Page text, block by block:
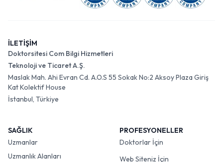
İLETİŞİM
Doktorsitesi Com Bilgi Hizmetleri
Teknoloji ve Ticaret A.Ş.
Maslak Mah. Ahi Evran Cd. A.O.S 55 Sokak No:2 Aksoy Plaza Giriş
Kat Kolektif House
İstanbul, Türkiye
SAĞLIK
Uzmanlar
Uzmanlık Alanları
PROFESYONELLER
Doktorlar İçin
Web Siteniz İçin